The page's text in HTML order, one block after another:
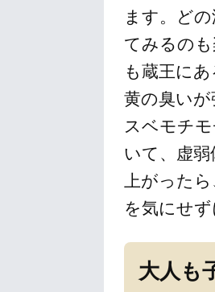
ます。ど
てみるの
も蔵王に
黄の臭い
スベモチ
いて、虚
上がった
を気にせ
大人も